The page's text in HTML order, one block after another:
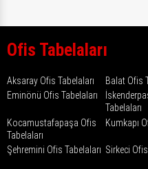
Ofis Tabelaları
Aksaray Ofis Tabelaları Balat Ofis
Eminönü Ofis Tabelaları
Tabelaları
Kocamustafapaşa Ofis
Tabelaları
Kumkapı
Şehremini Ofis Tabelaları Sirkeci